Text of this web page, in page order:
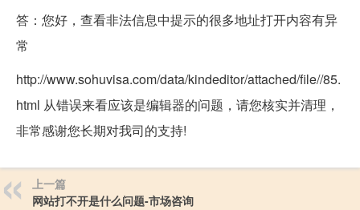
答：您好，查看非法信息中提示的很多地址打开内容有异
常
http://www.sohuvisa.com/data/kindeditor/attached/file//85.
html 从错误来看应该是编辑器的问题，请您核实并清理，
非常感谢您长期对我司的支持!
上一篇
网站打不开是什么问题-市场咨询